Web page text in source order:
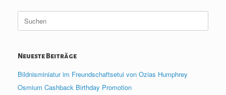
Suche
nach:
Neueste Beiträge
Bildnisminiatur im Freundschaftsetui von Ozias Humphrey
Osmium Cashback Birthday Promotion